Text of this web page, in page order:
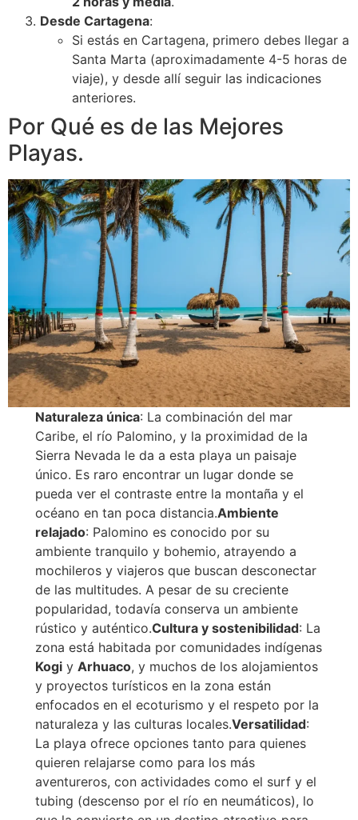
Desde Cartagena:
Si estás en Cartagena, primero debes llegar a
Santa Marta (aproximadamente 4-5 horas de
viaje), y desde allí seguir las indicaciones
anteriores.
Por Qué es de las Mejores
Playas.
Naturaleza única: La combinación del mar
Caribe, el río Palomino, y la proximidad de la
Sierra Nevada le da a esta playa un paisaje
único. Es raro encontrar un lugar donde se
pueda ver el contraste entre la montaña y el
océano en tan poca distancia.Ambiente
relajado: Palomino es conocido por su
ambiente tranquilo y bohemio, atrayendo a
mochileros y viajeros que buscan desconectar
de las multitudes. A pesar de su creciente
popularidad, todavía conserva un ambiente
rústico y auténtico.Cultura y sostenibilidad: La
zona está habitada por comunidades indígenas
Kogi yArhuaco, y muchos de los alojamientos
y proyectos turísticos en la zona están
enfocados en el ecoturismo y el respeto por la
naturaleza y las culturas locales.Versatilidad:
La playa ofrece opciones tanto para quienes
quieren relajarse como para los más
aventureros, con actividades como el surf y el
tubing (descenso por el río en neumáticos), lo